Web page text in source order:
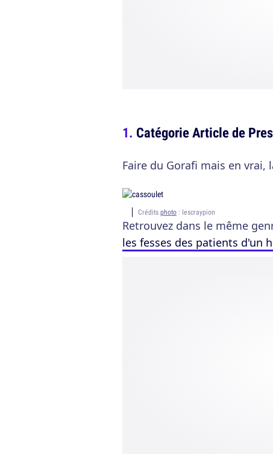
Catégorie Article de
Faire du Gorafi mais en
Crédits photo : lescraypion
Retrouvez dans le même
les fesses des patients d'un